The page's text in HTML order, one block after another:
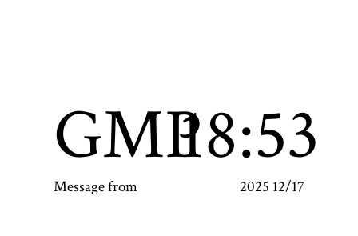
GMP18:53
Message from 2025 12/17